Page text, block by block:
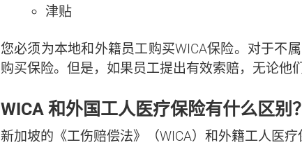
津贴
您必须为本地和外籍员工购买WICA保险。对于不
购买保险。但是，如果员工提出有效索赔，无论他
WICA 和外国工人医疗保险有什么区别？
新加坡的《工伤赔偿法》（WICA）和外籍工人医疗